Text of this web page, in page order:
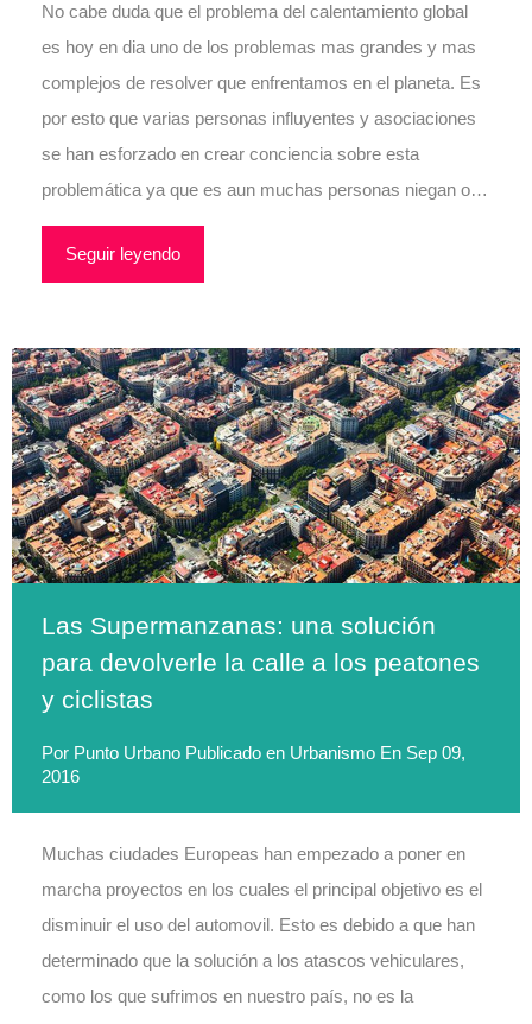
No cabe duda que el problema del calentamiento global
es hoy en dia uno de los problemas mas grandes y mas
complejos de resolver que enfrentamos en el planeta. Es
por esto que varias personas influyentes y asociaciones
se han esforzado en crear conciencia sobre esta
problemática ya que es aun muchas personas niegan o…
Seguir leyendo
Las Supermanzanas: una solución
para devolverle la calle a los peatones
y ciclistas
Por Punto Urbano Publicado en Urbanismo En Sep 09,
2016
Muchas ciudades Europeas han empezado a poner en
marcha proyectos en los cuales el principal objetivo es el
disminuir el uso del automovil. Esto es debido a que han
determinado que la solución a los atascos vehiculares,
como los que sufrimos en nuestro país, no es la